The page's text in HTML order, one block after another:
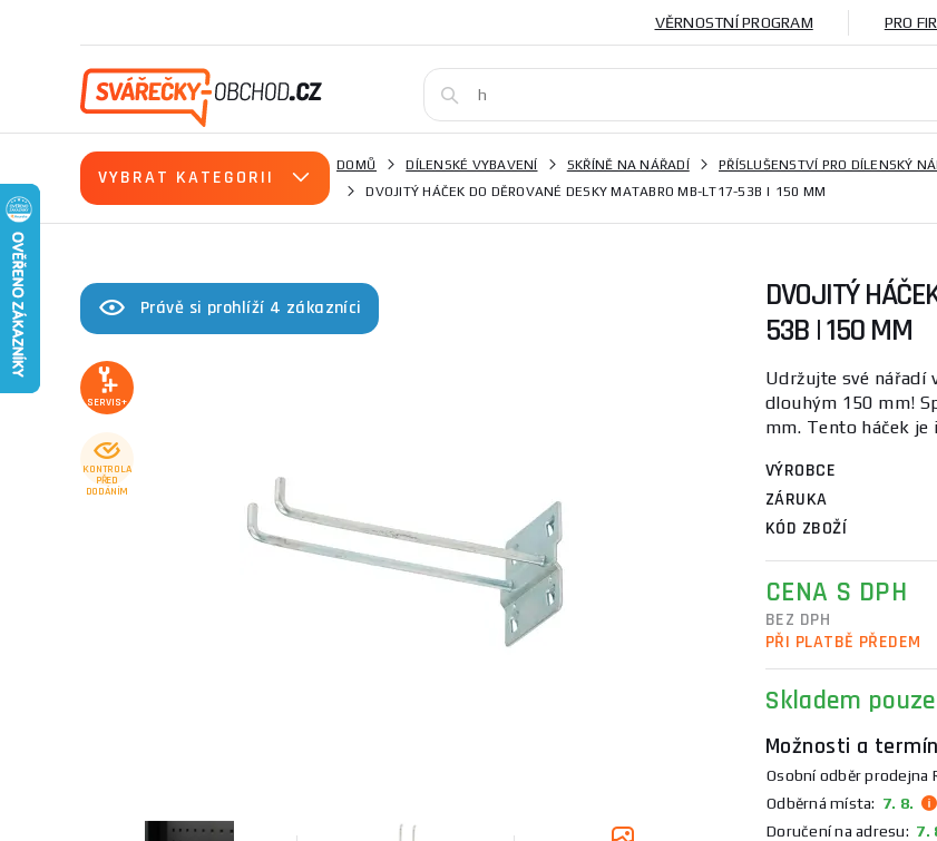
VĚRNOSTNÍ PROGRAM PRO
VYBRAT KATEGORII
DOMŮ DÍLENSKÉ VYBAVENÍ SKŘÍNĚ NA NÁŘADÍ
PŘÍSLUŠENSTVÍ PRO DÍLENSKÝ
DVOJITÝ HÁČEK DO DĚROVANÉ DESKY MATABRO MB-LT17-53B | 150 MM
Právě si prohlíží 4 zákazníci
SERVIS+
KONTROLA
PŘED
DODÁNÍM
DVOJITÝ
53B | 150 MM
Udržujte své nářadí
dlouhým 150 mm!
mm. Tento háček je
VÝROBCE
ZÁRUKA
KÓD ZBOŽÍ
CENA S DPH
BEZ DPH
PŘI PLATBĚ PŘEDEM
Skladem
Možnosti a
Osobní odběr prodejna
Odběrná místa: 7. 8.
Doručení na adresu: 7.